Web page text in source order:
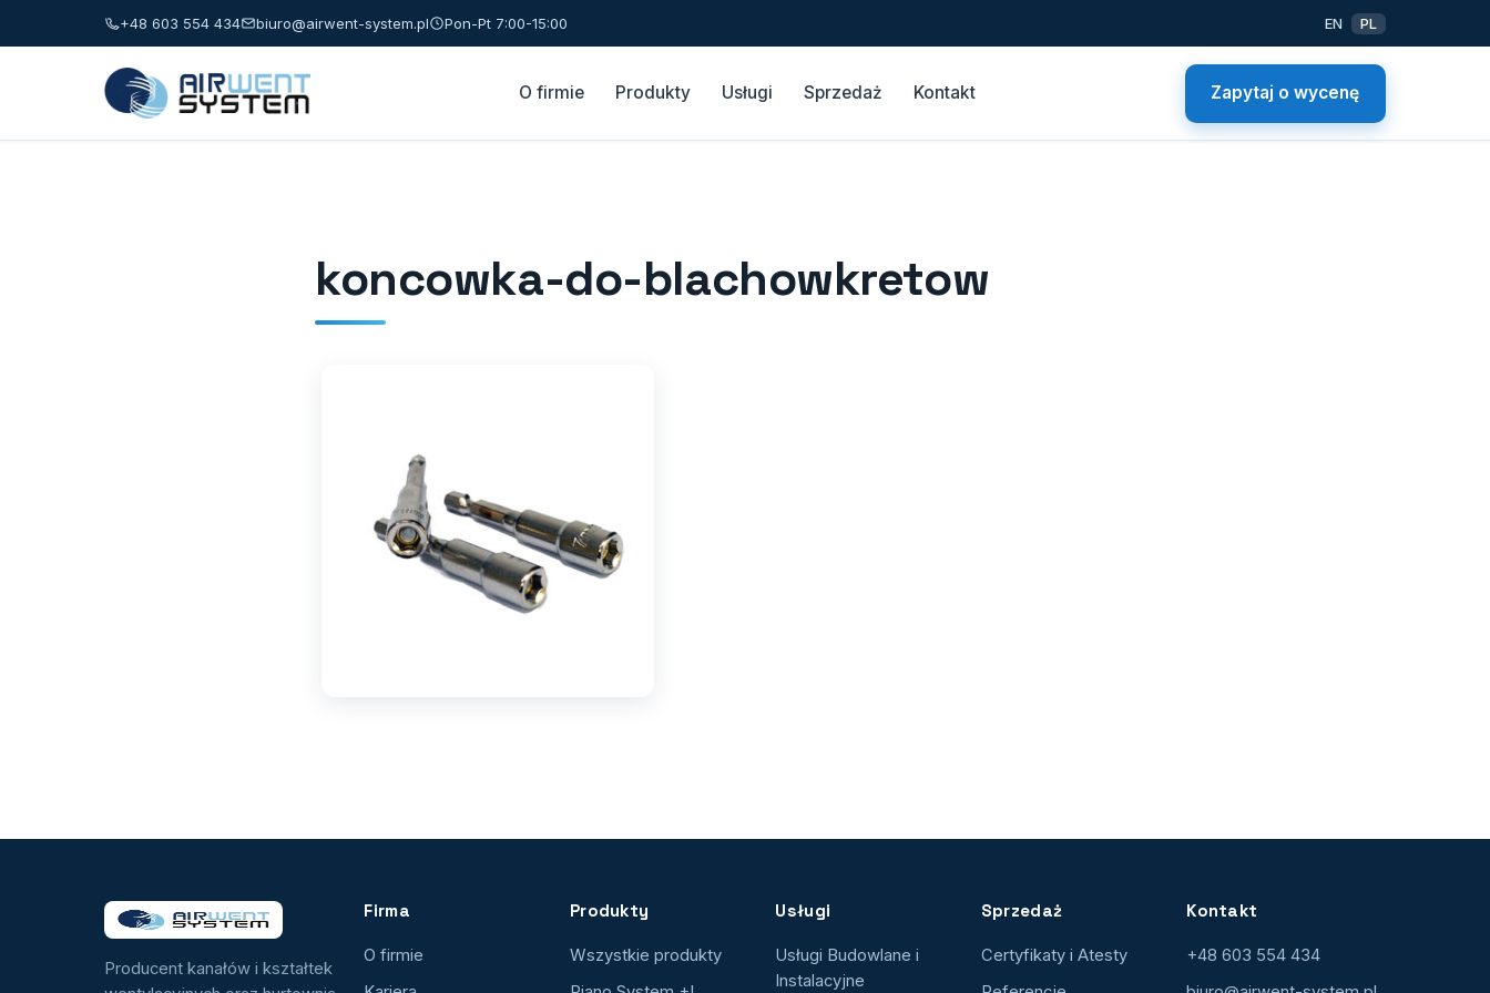
+48 603 554 434 biuro@airwent-system.pl Pon-Pt 7:00-15:00 EN PL
O firmie Produkty Usługi Sprzedaż Kontakt Zapytaj o wycenę
koncowka-do-blachowkretow
Producent kanałów i kształtek
Firma
O firmie
Produkty
Wszystkie produkty
Usługi
Usługi Budowlane i
Instalacyjne
Sprzedaż
Certyfikaty i Atesty
Kontakt
+48 603 554 434